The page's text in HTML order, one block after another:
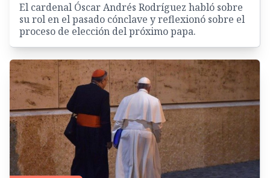
El cardenal Óscar Andrés Rodríguez habló sobre
su rol en el pasado cónclave y reflexionó sobre el
proceso de elección del próximo papa.